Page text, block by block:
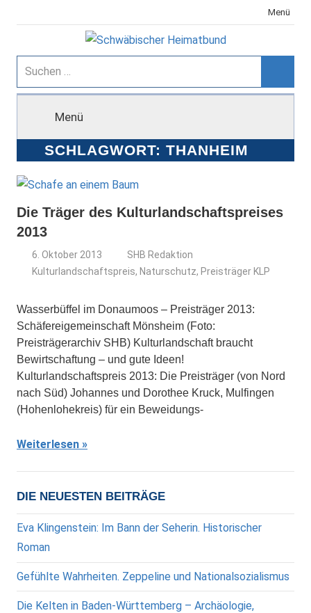
Inhalt
Menü
Schwäbischer
Heimatbund
Suchen
nach:
Menü
SCHLAGWORT: THANHEIM
Die Träger des Kulturlandschaftspreises
2013
6. Oktober 2013
SHB Redaktion
Kulturlandschaftspreis, Naturschutz, Preisträger KLP
Wasserbüffel im Donaumoos – Preisträger 2013:
Schäfereigemeinschaft Mönsheim (Foto:
Preisträgerarchiv SHB) Kulturlandschaft braucht
Bewirtschaftung – und gute Ideen!
Kulturlandschaftspreis 2013: Die Preisträger (von Nord
nach Süd) Johannes und Dorothee Kruck, Mulfingen
(Hohenlohekreis) für ein Beweidungs-
Weiterlesen
DIE NEUESTEN BEITRÄGE
Eva Klingenstein: Im Bann der Seherin. Historischer
Roman
Gefühlte Wahrheiten. Zeppeline und Nationalsozialismus
Die Kelten in Baden-Württemberg – Archäologie,